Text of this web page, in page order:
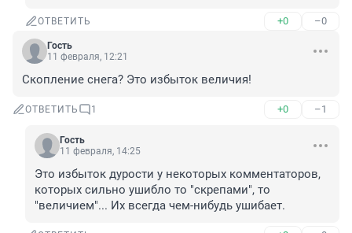
ОТВЕТИТЬ +0 –0
Гость
11 февраля, 12:21
Скопление снега? Это избыток величия!
ОТВЕТИТЬ 1 +0 –1
Гость
11 февраля, 14:25
Это избыток дурости у некоторых комментаторов,
которых сильно ушибло то "скрепами", то
"величием"... Их всегда чем-нибудь ушибает.